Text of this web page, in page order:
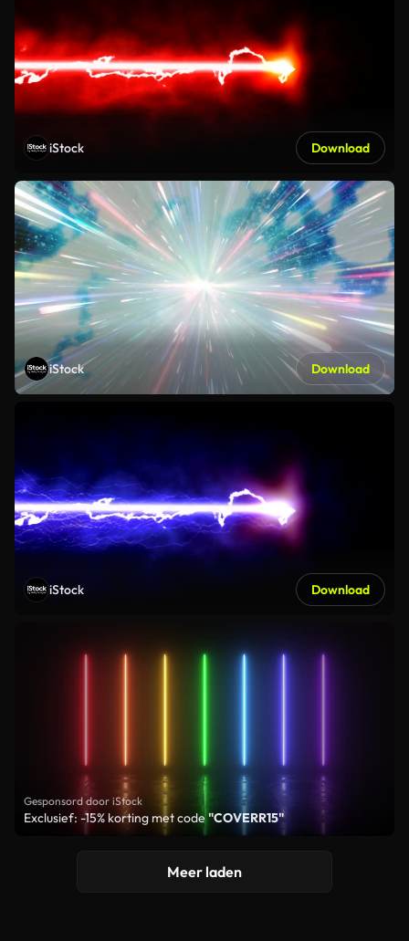
iStock Download
iStock Download
iStock Download
Gesponsord door iStock
Exclusief: -15% korting met code"COVERR15"
Meer laden